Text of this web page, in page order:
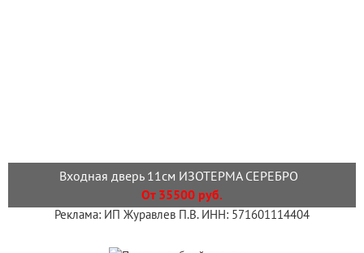
Входная дверь 11см ИЗОТЕРМА СЕРЕБРО
От 35500 руб.
Реклама: ИП Журавлев П.В. ИНН: 571601114404